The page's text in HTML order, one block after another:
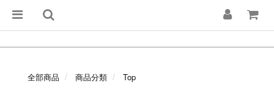
全部商品 商品分類 Top